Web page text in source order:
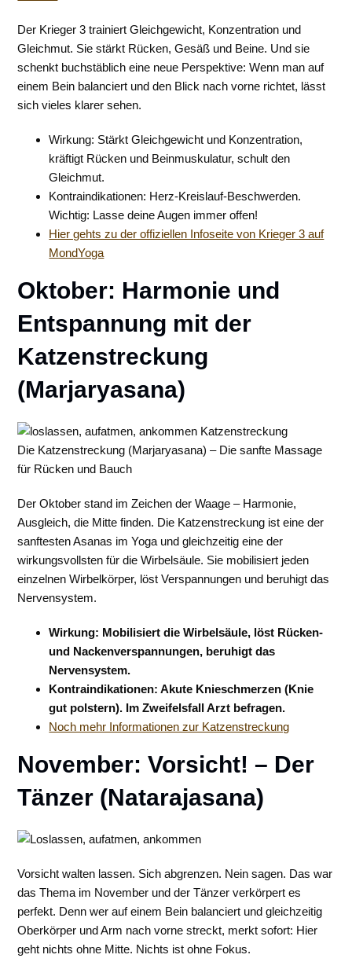
Der Krieger 3 trainiert Gleichgewicht, Konzentration und
Gleichmut. Sie stärkt Rücken, Gesäß und Beine. Und sie
schenkt buchstäblich eine neue Perspektive: Wenn man auf
einem Bein balanciert und den Blick nach vorne richtet, lässt
sich vieles klarer sehen.
Wirkung: Stärkt Gleichgewicht und Konzentration,
kräftigt Rücken und Beinmuskulatur, schult den
Gleichmut.
Kontraindikationen: Herz-Kreislauf-Beschwerden.
Wichtig: Lasse deine Augen immer offen!
Hier gehts zu der offiziellen Infoseite von Krieger 3 auf
MondYoga
Oktober: Harmonie und
Entspannung mit der
Katzenstreckung
(Marjaryasana)
Die Katzenstreckung (Marjaryasana) – Die sanfte Massage
für Rücken und Bauch
Der Oktober stand im Zeichen der Waage – Harmonie,
Ausgleich, die Mitte finden. Die Katzenstreckung ist eine der
sanftesten Asanas im Yoga und gleichzeitig eine der
wirkungsvollsten für die Wirbelsäule. Sie mobilisiert jeden
einzelnen Wirbelkörper, löst Verspannungen und beruhigt das
Nervensystem.
Wirkung: Mobilisiert die Wirbelsäule, löst Rücken-
und Nackenverspannungen, beruhigt das
Nervensystem.
Kontraindikationen: Akute Knieschmerzen (Knie
gut polstern). Im Zweifelsfall Arzt befragen.
Noch mehr Informationen zur Katzenstreckung
November: Vorsicht! – Der
Tänzer (Natarajasana)
Vorsicht walten lassen. Sich abgrenzen. Nein sagen. Das war
das Thema im November und der Tänzer verkörpert es
perfekt. Denn wer auf einem Bein balanciert und gleichzeitig
Oberkörper und Arm nach vorne streckt, merkt sofort: Hier
geht nichts ohne Mitte. Nichts ist ohne Fokus.